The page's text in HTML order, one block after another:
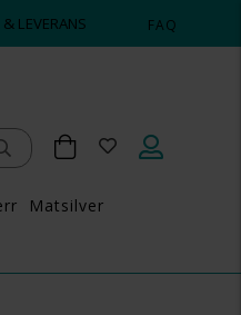
LEVERANS FAQ
Matsilver